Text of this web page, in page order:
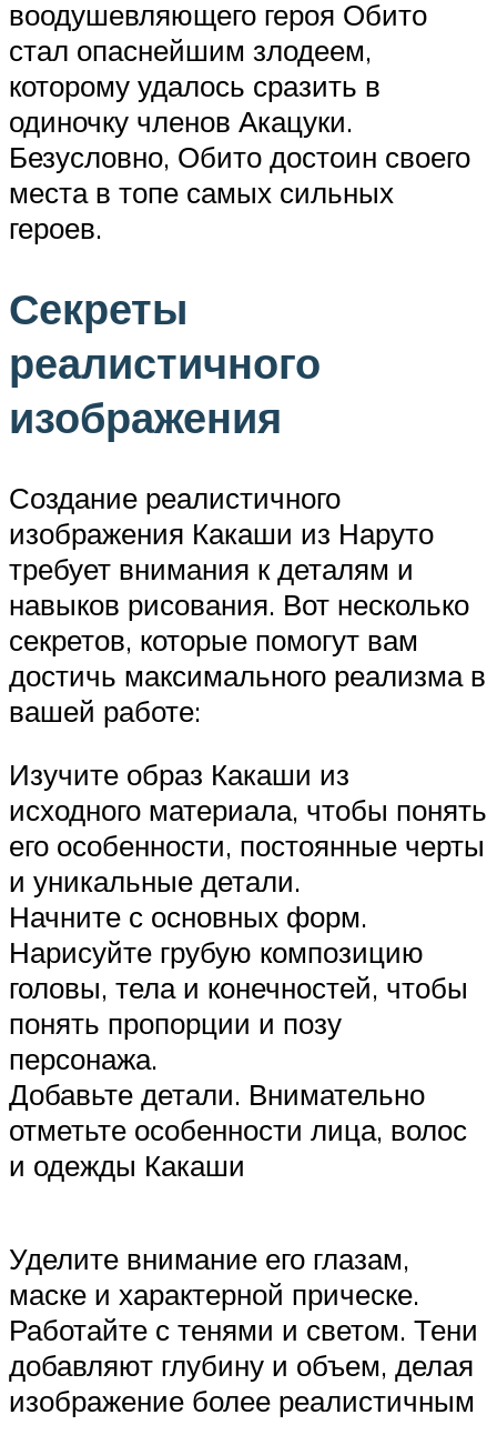
воодушевляющего героя Обито
стал опаснейшим злодеем,
которому удалось сразить в
одиночку членов Акацуки.
Безусловно, Обито достоин своего
места в топе самых сильных
героев.
Секреты
реалистичного
изображения
Создание реалистичного
изображения Какаши из Наруто
требует внимания к деталям и
навыков рисования. Вот несколько
секретов, которые помогут вам
достичь максимального реализма в
вашей работе:
Изучите образ Какаши из
исходного материала, чтобы понять
его особенности, постоянные черты
и уникальные детали.
Начните с основных форм.
Нарисуйте грубую композицию
головы, тела и конечностей, чтобы
понять пропорции и позу
персонажа.
Добавьте детали. Внимательно
отметьте особенности лица, волос
и одежды Какаши
Уделите внимание его глазам,
маске и характерной прическе.
Работайте с тенями и светом. Тени
добавляют глубину и объем, делая
изображение более реалистичным